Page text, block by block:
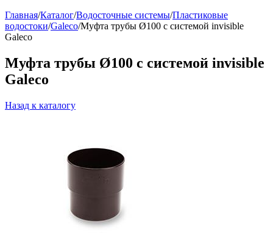
Главная/Каталог/Водосточные системы/Пластиковые
водостоки/Galeco/Муфта трубы Ø100 с системой invisible
Galeco
Муфта трубы Ø100 с системой invisible
Galeco
Назад к каталогу